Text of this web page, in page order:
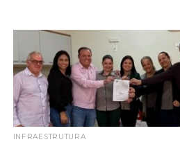
INFRAESTRUTURA